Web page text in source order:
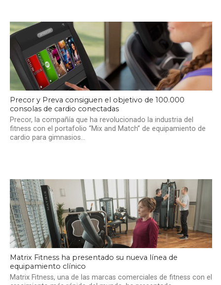
Precor y Preva consiguen el objetivo de 100.000
consolas de cardio conectadas
Precor, la compañía que ha revolucionado la industria del
fitness con el portafolio “Mix and Match” de equipamiento de
cardio para gimnasios...
Matrix Fitness ha presentado su nueva línea de
equipamiento clínico
Matrix Fitness, una de las marcas comerciales de fitness con el